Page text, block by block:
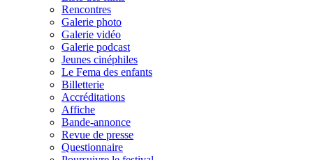
Rencontres
Galerie photo
Galerie vidéo
Galerie podcast
Jeunes cinéphiles
Le Fema des enfants
Billetterie
Accréditations
Affiche
Bande-annonce
Revue de presse
Questionnaire